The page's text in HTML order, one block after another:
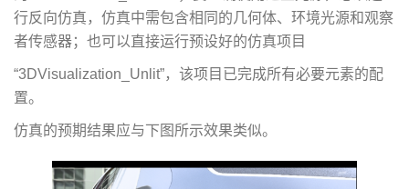
行反向仿真，仿真中需包含相同的几何体、环境光源和观察
者传感器；也可以直接运行预设好的仿真项目
“3DVisualization_Unlit”，该项目已完成所有必要元素的配
置。
仿真的预期结果应与下图所示效果类似。